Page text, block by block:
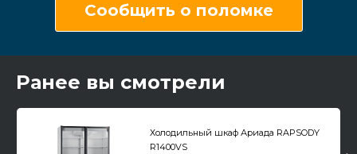
Сообщить о поломке
Ранее вы смотрели
Холодильный шкаф Ариада RAPSODY
R1400VS